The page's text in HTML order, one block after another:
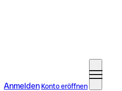
Anmelden Konto eröffnen